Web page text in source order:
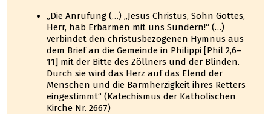
„Die Anrufung (…) „Jesus Christus, Sohn Gottes,
Herr, hab Erbarmen mit uns Sündern!“ (…)
verbindet den christusbezogenen Hymnus aus
dem Brief an die Gemeinde in Philippi [Phil 2,6–
11] mit der Bitte des Zöllners und der Blinden.
Durch sie wird das Herz auf das Elend der
Menschen und die Barmherzigkeit ihres Retters
eingestimmt“ (Katechismus der Katholischen
Kirche Nr. 2667)